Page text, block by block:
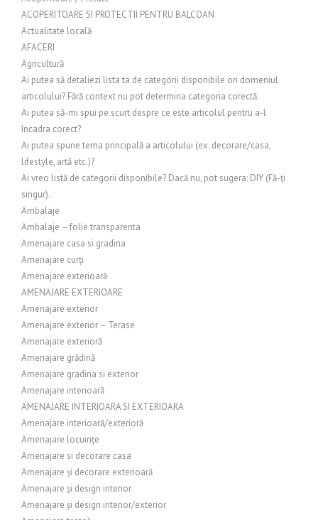
ACOPERITOARE SI PROTECTII PENTRU BALCOAN
Actualitate locală
AFACERI
Agricultură
Ai putea să detaliezi lista ta de categorii disponibile ori domeniul
articolului? Fără context nu pot determina categoria corectă.
Ai putea să-mi spui pe scurt despre ce este articolul pentru a-l
încadra corect?
Ai putea spune tema principală a articolului (ex. decorare/casa,
lifestyle, artă etc.)?
Ai vreo listă de categorii disponibile? Dacă nu, pot sugera: DIY (Fă-ți
singur).
Ambalaje
Ambalaje – folie transparenta
Amenajare casa si gradina
Amenajare curți
Amenajare exterioară
AMENAJARE EXTERIOARE
Amenajare exterior
Amenajare exterior – Terase
Amenajare exterioră
Amenajare grădină
Amenajare gradina si exterior
Amenajare interioară
AMENAJARE INTERIOARA SI EXTERIOARA
Amenajare interioară/exterioră
Amenajare locuințe
Amenajare si decorare casa
Amenajare și decorare exterioară
Amenajare și design interior
Amenajare și design interior/exterior